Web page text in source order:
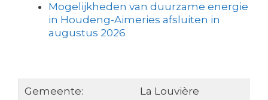
Mogelijkheden van duurzame energie
in Houdeng-Aimeries afsluiten in
augustus 2026
Gemeente:
La Louvière